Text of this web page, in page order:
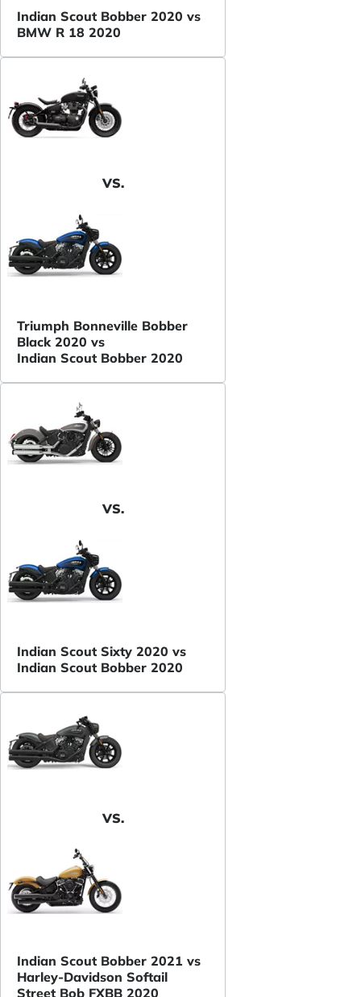
Indian Scout Bobber 2020 vs
BMW R 18 2020
VS.
Triumph Bonneville Bobber
Black 2020 vs
Indian Scout Bobber 2020
VS.
Indian Scout Sixty 2020 vs
Indian Scout Bobber 2020
VS.
Indian Scout Bobber 2021 vs
Harley-Davidson Softail
Street Bob FXBB 2020